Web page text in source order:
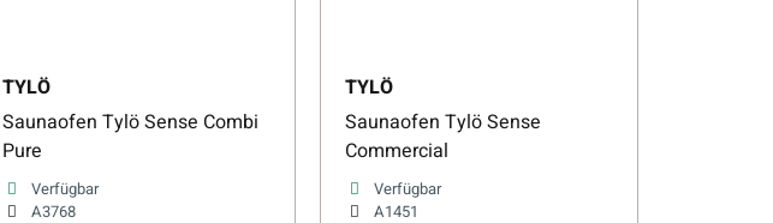
TYLÖ
Saunaofen Tylö Sense Combi
Pure
Verfügbar
A3768
TYLÖ
Saunaofen Tylö Sense
Commercial
Verfügbar
A1451